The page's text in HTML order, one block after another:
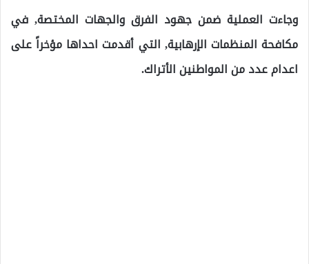
وجاءت العملية ضمن جهود الفرق والجهات المختصة, في
مكافحة المنظمات الإرهابية, التي أقدمت احداها مؤخراً على
اعدام عدد من المواطنين الأتراك.